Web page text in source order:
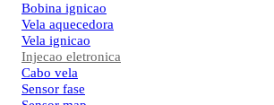
Bobina ignicao
Vela aquecedora
Vela ignicao
Injecao eletronica
Cabo vela
Sensor fase